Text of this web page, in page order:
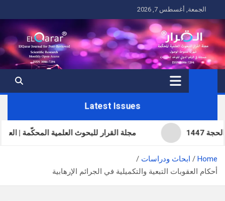
to
content
الجمعة, أغسطس 7, 2026
Latest Issues
مجلة القرار للبحوث العلمية المحكّمة | العدد الحادي
Home
ابحاث ودراسات
أحكام العقوبات التبعية والتكميلية في الجرائم الإرهابية